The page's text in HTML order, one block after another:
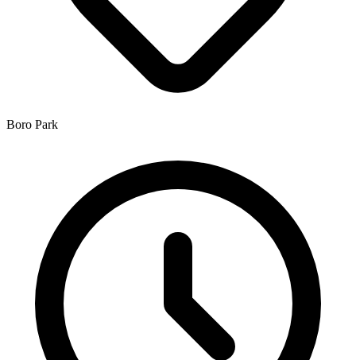
Boro Park